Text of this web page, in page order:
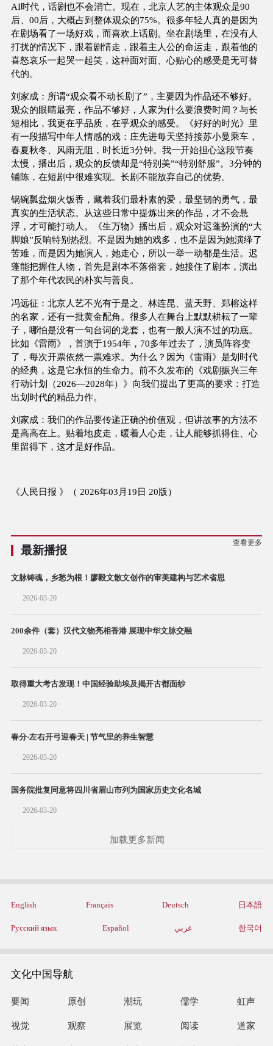
AI时代，话剧也不会消亡。现在，北京人艺的主体观众是90
后、00后，大概占到整体观众的75%。很多年轻人真的是因为
在剧场看了一场好戏，而喜欢上话剧。坐在剧场里，在没有人
打扰的情况下，跟着剧情走，跟着主人公的命运走，跟着他的
喜怒哀乐一起哭一起笑，这种面对面、心贴心的感受是无可替
代的。
刘家成：所谓“观众看不动长剧了”，主要因为作品还不够好。
观众的眼睛最亮，作品不够好，人家为什么要浪费时间？与长
短相比，我更在乎品质，在乎观众的感受。《好好的时光》里
有一段描写中年人情感的戏：庄先进每天坚持接苏小曼乘车，
春夏秋冬、风雨无阻，时长近3分钟。我一开始担心这段节奏
太慢，播出后，观众的反馈却是“特别美”“特别舒服”。3分钟的
铺陈，在短剧中很难实现。长剧不能放弃自己的优势。
锅碗瓢盆烟火饭香，藏着我们最朴素的爱，最坚韧的勇气，最
真实的生活状态。从这些日常中提炼出来的作品，才不会悬
浮，才可能打动人。《生万物》播出后，观众对迟蓬扮演的“大
脚娘”反响特别热烈。不是因为她的戏多，也不是因为她演绎了
苦难，而是因为她演人，她走心，所以一举一动都是生活。迟
蓬能把握住人物，首先是剧本不落俗套，她接住了剧本，演出
了那个年代农民的朴实与善良。
冯远征：北京人艺不光有于是之、林连昆、蓝天野、郑榕这样
的名家，还有一批黄金配角。很多人在舞台上默默耕耘了一辈
子，哪怕是没有一句台词的龙套，也有一般人演不过的功底。
比如《雷雨》，首演于1954年，70多年过去了，演员阵容变
了，每次开票依然一票难求。为什么？因为《雷雨》是划时代
的经典，这是它永恒的生命力。前不久发布的《戏剧振兴三年
行动计划（2026—2028年）》向我们提出了更高的要求：打造
出划时代的精品力作。
刘家成：我们的作品要传递正确的价值观，但讲故事的方法不
是高高在上。贴着地皮走，暖着人心走，让人能够抓得住、心
里留得下，这才是好作品。
《人民日报 》（ 2026年03月19日 20版）
最新播报
查看更多
文脉铸魂，乡愁为根！廖毅文散文创作的审美建构与艺术省思
2026-03-20
200余件（套）汉代文物亮相香港 展现中华文脉交融
2026-03-20
取得重大考古发现！中国经验助埃及揭开古都面纱
2026-03-20
春分·左右开弓迎春天 | 节气里的养生智慧
2026-03-20
国务院批复同意将四川省眉山市列为国家历史文化名城
2026-03-20
加载更多新闻
English Français Deutsch 日本語
Русский язык Español عربي 한국어
文化中国导航
要闻 原创 潮玩 儒学 虹声
视觉 观察 展览 阅读 道家